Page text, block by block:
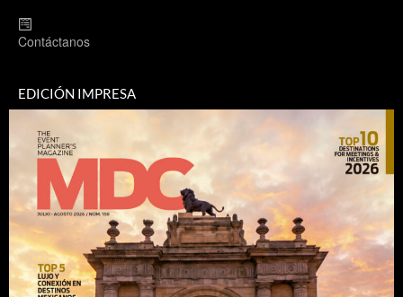
Contáctanos
EDICIÓN IMPRESA